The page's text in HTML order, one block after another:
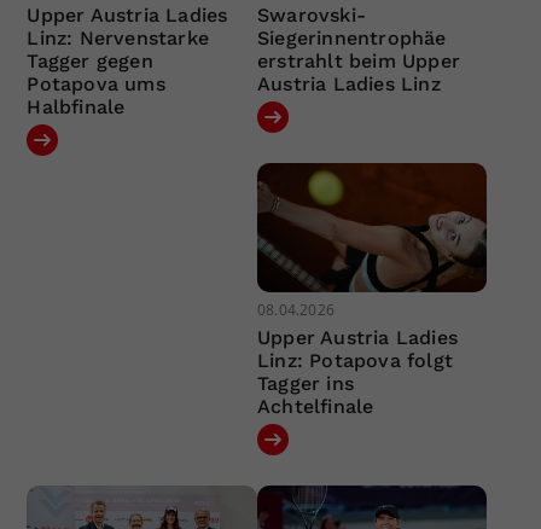
Upper Austria Ladies
Linz: Nervenstarke
Tagger gegen
Potapova ums
Halbfinale
Swarovski-
Siegerinnentrophäe
erstrahlt beim Upper
Austria Ladies Linz
08.04.2026
Upper Austria Ladies
Linz: Potapova folgt
Tagger ins
Achtelfinale